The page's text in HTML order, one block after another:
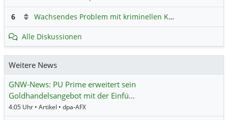
6 Wachsendes Problem mit kriminellen Kunden im Online-Handel
Alle Diskussionen
Weitere News
GNW-News: PU Prime erweitert sein
Goldhandelsangebot mit der Einfü…
4:05 Uhr • Artikel • dpa-AFX